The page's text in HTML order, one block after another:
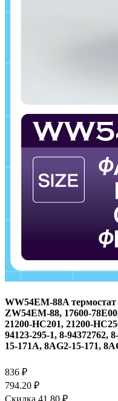
WW54EM-88A
ZW54EM-88, 17600-
21200-HC201, 21200-
94123-295-1, 8-94372762,
15-171A, 8AG2-15-171,
836 ₽
794.20 ₽
Скидка 41.80 ₽